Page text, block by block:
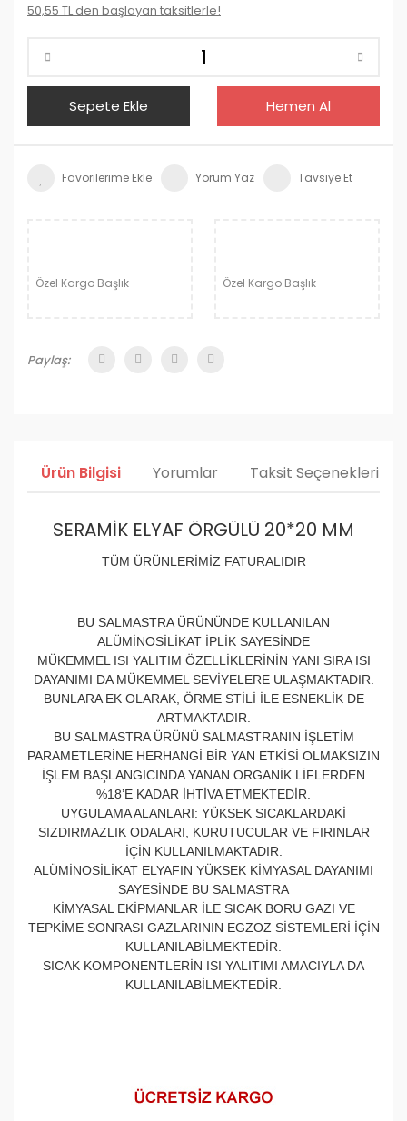
50,55 TL den başlayan taksitlerle!
Sepete Ekle Hemen Al
Yorum Yaz Tavsiye Et
Özel Kargo Başlık Özel Kargo Başlık
Paylaş:
Ürün Bilgisi Yorumlar Taksit Seçenekleri
SERAMİK ELYAF ÖRGÜLÜ 20*20 MM
TÜM ÜRÜNLERİMİZ FATURALIDIR
BU SALMASTRA ÜRÜNÜNDE KULLANILAN
ALÜMİNOSİLİKAT İPLİK SAYESİNDE
MÜKEMMEL ISI YALITIM ÖZELLİKLERİNİN YANI SIRA ISI
DAYANIMI DA MÜKEMMEL SEVİYELERE ULAŞMAKTADIR.
BUNLARA EK OLARAK, ÖRME STİLİ İLE ESNEKLİK DE
ARTMAKTADIR.
BU SALMASTRA ÜRÜNÜ SALMASTRANIN İŞLETİM
PARAMETLERİNE HERHANGİ BİR YAN ETKİSİ OLMAKSIZIN
İŞLEM BAŞLANGICINDA YANAN ORGANİK LİFLERDEN
%18’E KADAR İHTİVA ETMEKTEDİR.
UYGULAMA ALANLARI: YÜKSEK SICAKLARDAKİ
SIZDIRMAZLIK ODALARI, KURUTUCULAR VE FIRINLAR
İÇİN KULLANILMAKTADIR.
ALÜMİNOSİLİKAT ELYAFIN YÜKSEK KİMYASAL DAYANIMI
SAYESİNDE BU SALMASTRA
KİMYASAL EKİPMANLAR İLE SICAK BORU GAZI VE
TEPKİME SONRASI GAZLARININ EGZOZ SİSTEMLERİ İÇİN
KULLANILABİLMEKTEDİR.
SICAK KOMPONENTLERİN ISI YALITIMI AMACIYLA DA
KULLANILABİLMEKTEDİR.